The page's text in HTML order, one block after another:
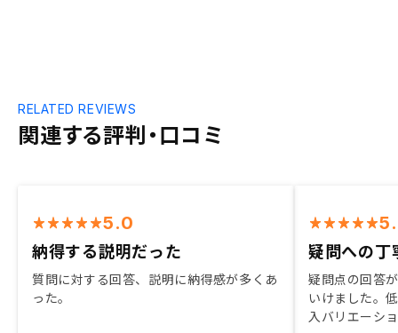
関連する評判・口コミ
RELATED REVIEWS
5.0
納得する説明だった
質問に対する回答、説明に納得感が多くあ
った。
疑問への丁
疑問点の回答
いけました。
入バリエーシ